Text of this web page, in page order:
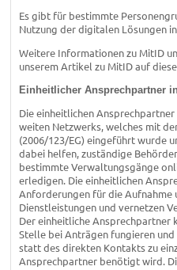
Es gibt für bestimmte
Nutzung der digitalen Lösungen
Weitere Informationen zu MitID
unserem Artikel zu MitID auf
Einheitlicher Ansprechpartner
Die einheitlichen Ansprechpartner
weiten Netzwerks, welches mit
(2006/123/EG) eingeführt wurde
dabei helfen, zuständige
bestimmte Verwaltungsgänge
erledigen. Die einheitlichen
Anforderungen für die Aufnahme
Dienstleistungen und vernetzen
Der einheitliche Ansprechpartner
Stelle bei Anträgen fungieren
statt des direkten Kontakts zu
Ansprechpartner benötigt wird.